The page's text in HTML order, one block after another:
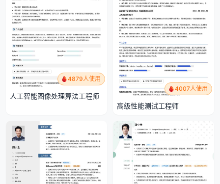
4879人使用
人工智能图像处理算法工程师
4007人使用
高级性能测试工程师